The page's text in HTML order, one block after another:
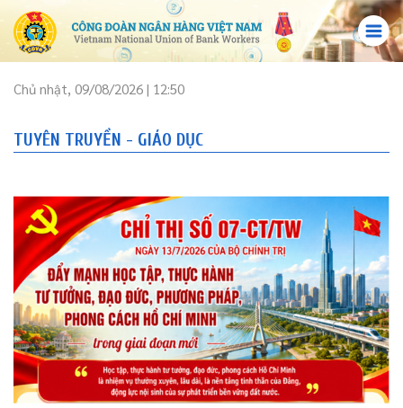
Chủ nhật, 09/08/2026 | 12:50
TUYÊN TRUYỀN - GIÁO DỤC